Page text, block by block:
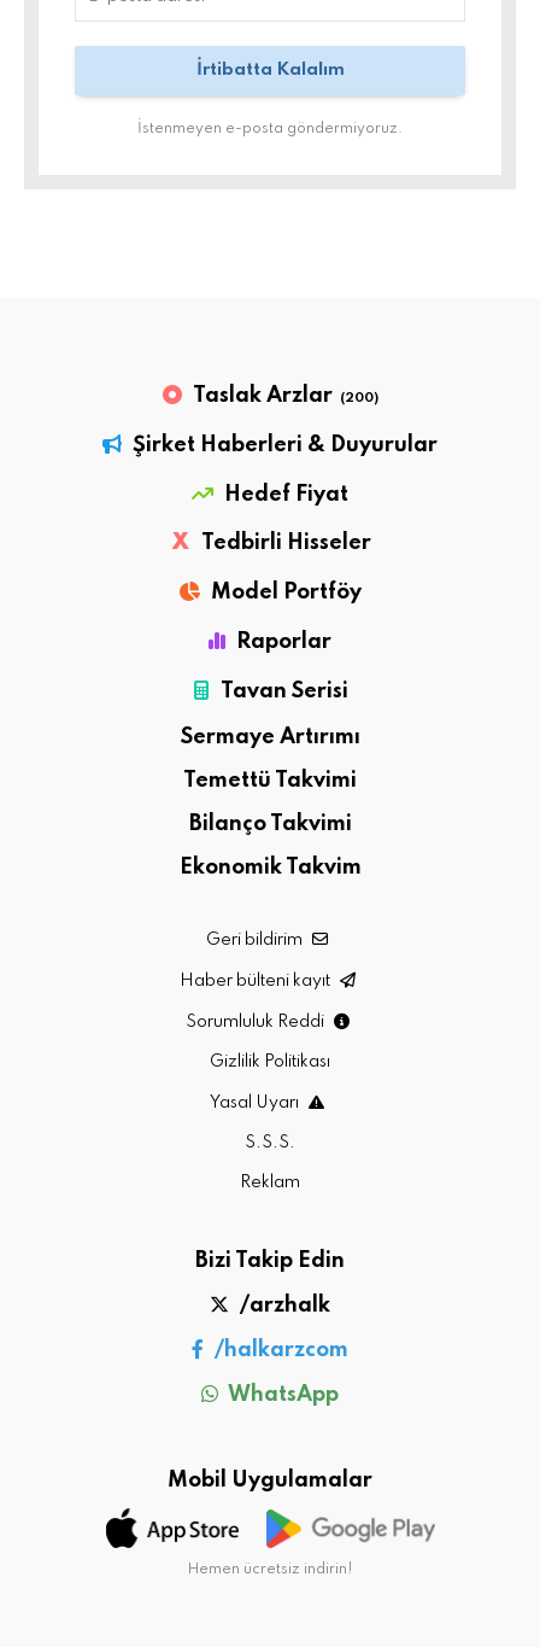
İstenmeyen e-posta göndermiyoruz.
Taslak Arzlar (200)
Şirket Haberleri & Duyurular
Hedef Fiyat
X Tedbirli Hisseler
Model Portföy
Raporlar
Tavan Serisi
Sermaye Artırımı
Temettü Takvimi
Bilanço Takvimi
Ekonomik Takvim
Geri bildirim
Haber bülteni kayıt
Sorumluluk Reddi
Gizlilik Politikası
Yasal Uyarı
S.S.S.
Reklam
Bizi Takip Edin
/arzhalk
/halkarzcom
WhatsApp
Mobil Uygulamalar
Hemen ücretsiz indirin!